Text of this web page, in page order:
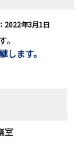
2022年3月1日
します。
室